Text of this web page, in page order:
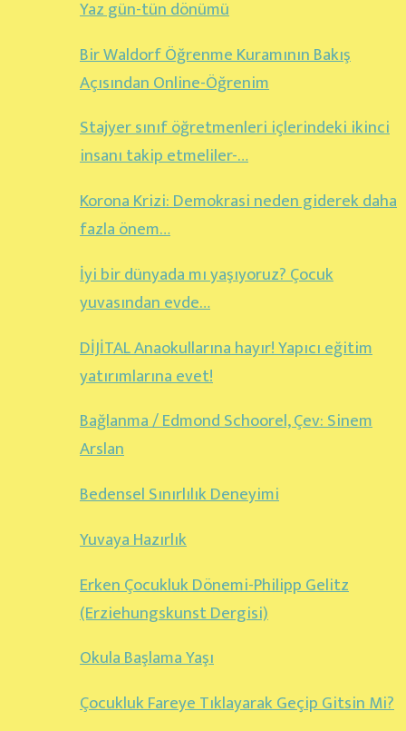
Yaz gün-tün dönümü
Bir Waldorf Öğrenme Kuramının Bakış
Açısından Online-Öğrenim
Stajyer sınıf öğretmenleri içlerindeki ikinci
insanı takip etmeliler-…
Korona Krizi: Demokrasi neden giderek daha
fazla önem…
İyi bir dünyada mı yaşıyoruz? Çocuk
yuvasından evde…
DİJİTAL Anaokullarına hayır! Yapıcı eğitim
yatırımlarına evet!
Bağlanma / Edmond Schoorel, Çev: Sinem
Arslan
Bedensel Sınırlılık Deneyimi
Yuvaya Hazırlık
Erken Çocukluk Dönemi-Philipp Gelitz
(Erziehungskunst Dergisi)
Okula Başlama Yaşı
Çocukluk Fareye Tıklayarak Geçip Gitsin Mi?